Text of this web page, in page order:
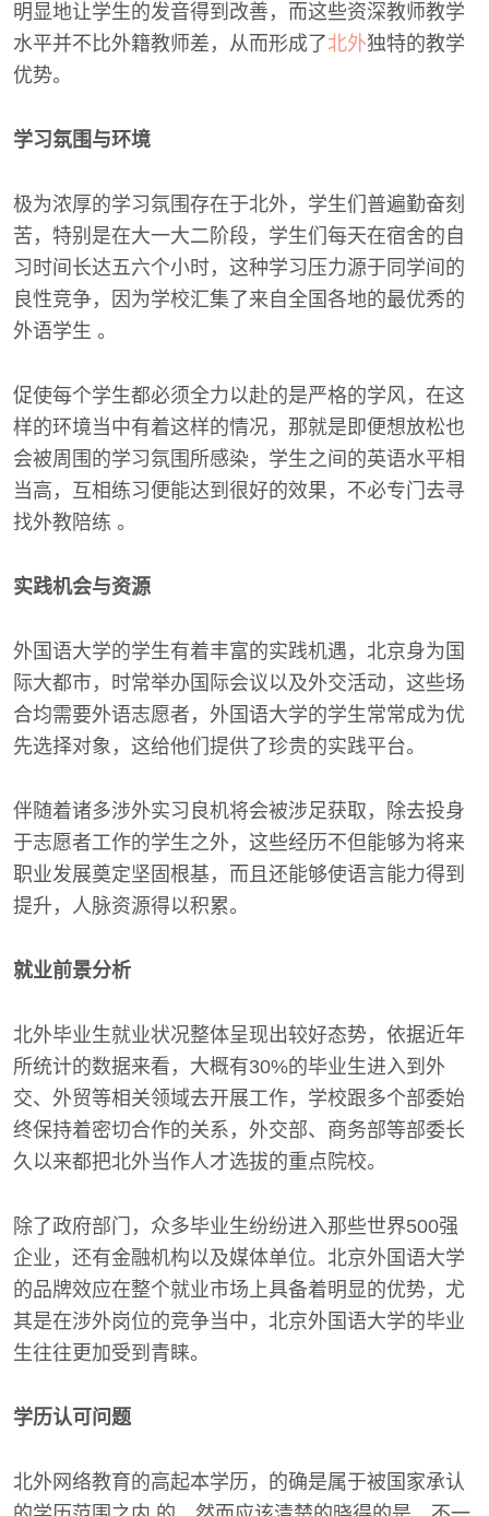
明显地让学生的发音得到改善，而这些资深教师教学
水平并不比外籍教师差，从而形成了北外独特的教学
优势。
学习氛围与环境
极为浓厚的学习氛围存在于北外，学生们普遍勤奋刻
苦，特别是在大一大二阶段，学生们每天在宿舍的自
习时间长达五六个小时，这种学习压力源于同学间的
良性竞争，因为学校汇集了来自全国各地的最优秀的
外语学生 。
促使每个学生都必须全力以赴的是严格的学风，在这
样的环境当中有着这样的情况，那就是即便想放松也
会被周围的学习氛围所感染，学生之间的英语水平相
当高，互相练习便能达到很好的效果，不必专门去寻
找外教陪练 。
实践机会与资源
外国语大学的学生有着丰富的实践机遇，北京身为国
际大都市，时常举办国际会议以及外交活动，这些场
合均需要外语志愿者，外国语大学的学生常常成为优
先选择对象，这给他们提供了珍贵的实践平台。
伴随着诸多涉外实习良机将会被涉足获取，除去投身
于志愿者工作的学生之外，这些经历不但能够为将来
职业发展奠定坚固根基，而且还能够使语言能力得到
提升，人脉资源得以积累。
就业前景分析
北外毕业生就业状况整体呈现出较好态势，依据近年
所统计的数据来看，大概有30%的毕业生进入到外
交、外贸等相关领域去开展工作，学校跟多个部委始
终保持着密切合作的关系，外交部、商务部等部委长
久以来都把北外当作人才选拔的重点院校。
除了政府部门，众多毕业生纷纷进入那些世界500强
企业，还有金融机构以及媒体单位。北京外国语大学
的品牌效应在整个就业市场上具备着明显的优势，尤
其是在涉外岗位的竞争当中，北京外国语大学的毕业
生往往更加受到青睐。
学历认可问题
北外网络教育的高起本学历，的确是属于被国家承认